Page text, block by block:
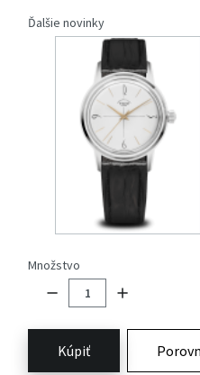
Ďalšie novinky
Množstvo
Kúpiť